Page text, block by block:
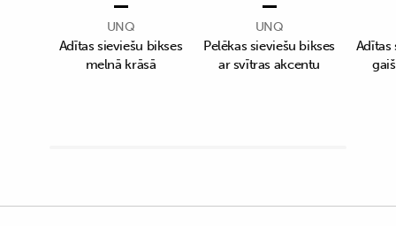
UNQ
Adītas sieviešu bikses
melnā krāsā
UNQ
Pelēkas sieviešu bikses
ar svītras akcentu
Adītas